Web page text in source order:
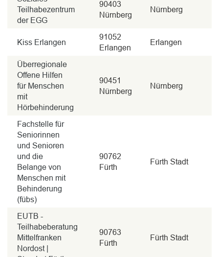
Teilhabezentrum
der EGG
90403
Nürnberg
Nürnberg
Kiss Erlangen
91052
Erlangen
Erlangen
Überregionale
Offene Hilfen
für Menschen
mit
Hörbehinderung
90451
Nürnberg
Nürnberg
Fachstelle für
Seniorinnen
und Senioren
und die
Belange von
Menschen mit
Behinderung
(fübs)
90762
Fürth
Fürth Stadt
EUTB -
Teilhabeberatung
Mittelfranken
Nordost |
90763
Fürth
Fürth Stadt